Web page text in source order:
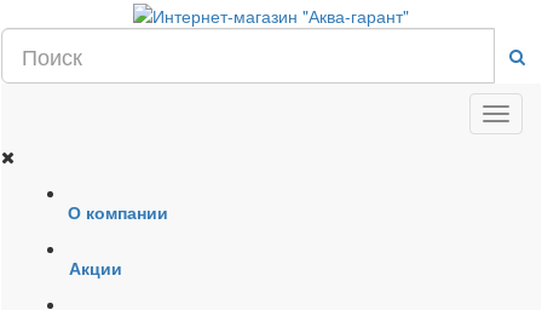
О компании
Акции